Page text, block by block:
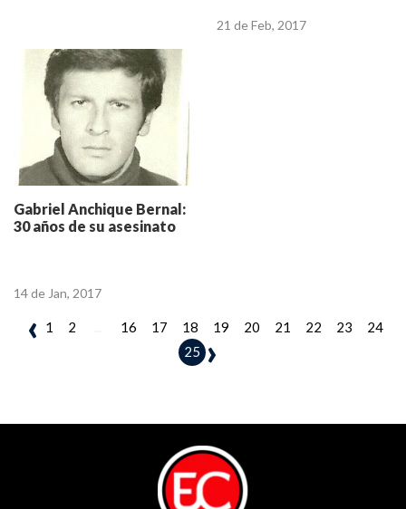
21 de Feb, 2017
Gabriel Anchique Bernal:
30 años de su asesinato
14 de Jan, 2017
‹ 1 2 16 17 18 19 20 21 22 23
24
25 ›